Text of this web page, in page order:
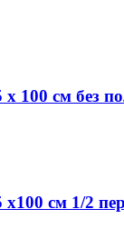
100 см без
см 1/2